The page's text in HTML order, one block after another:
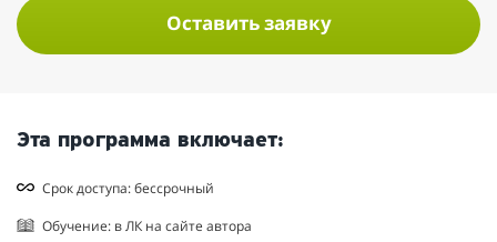
Оставить заявку
Эта программа включает:
Срок доступа: бессрочный
Обучение: в ЛК на сайте автора